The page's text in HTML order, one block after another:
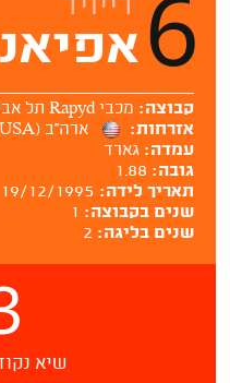
6 דייויד
קבוצה: מכבי Rapyd תל אביב
אזרחות:
ארה''ב (USA)
עמדה:גארד
גובה: 1.88
תאריך לידה: 19/12/1995
שנים בקבוצה: 1
שנים בליגה: 2
שיא